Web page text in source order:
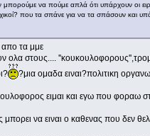
μπορούμε να πούμε απλά ότι υπάρχουν οι
που τα σπάνε για να τα σπάσουν και
απο τα μμε
ολα στους....
?μια ομαδα ειναι?πολιτικη
ειμαι και εγω που φοραω
μπορει να ειναι ο καθενας